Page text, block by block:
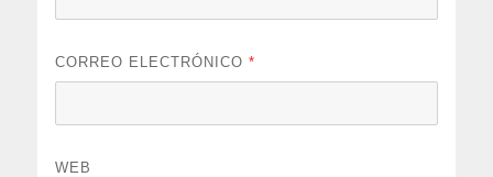
CORREO ELECTRÓNICO*
WEB